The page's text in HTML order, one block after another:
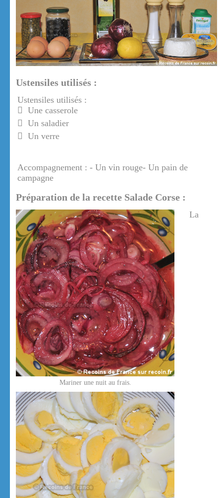
Ustensiles utilisés :
Ustensiles utilisés :
Une casserole
Un saladier
Un verre
Accompagnement : - Un vin rouge- Un pain de
campagne
Préparation de la recette Salade Corse :
Mariner une nuit au frais.
La